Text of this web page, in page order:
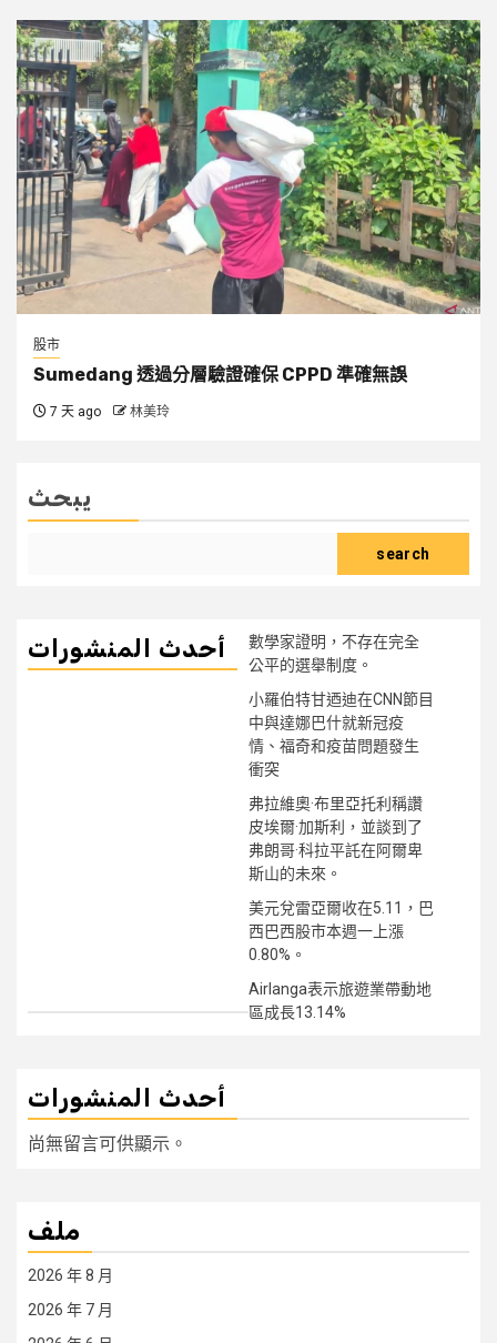
股市
Sumedang 透過分層驗證確保 CPPD 準確無誤
7 天 ago 林美玲
يبحث
search
أحدث المنشورات
數學家證明，不存在完全
公平的選舉制度。
小羅伯特甘迺迪在CNN節目
中與達娜巴什就新冠疫
情、福奇和疫苗問題發生
衝突
弗拉維奧·布里亞托利稱讚
皮埃爾·加斯利，並談到了
弗朗哥·科拉平託在阿爾卑
斯山的未來。
美元兌雷亞爾收在5.11，巴
西巴西股市本週一上漲
0.80%。
Airlanga表示旅遊業帶動地
區成長13.14%
أحدث المنشورات
尚無留言可供顯示。
ملف
2026 年 8 月
2026 年 7 月